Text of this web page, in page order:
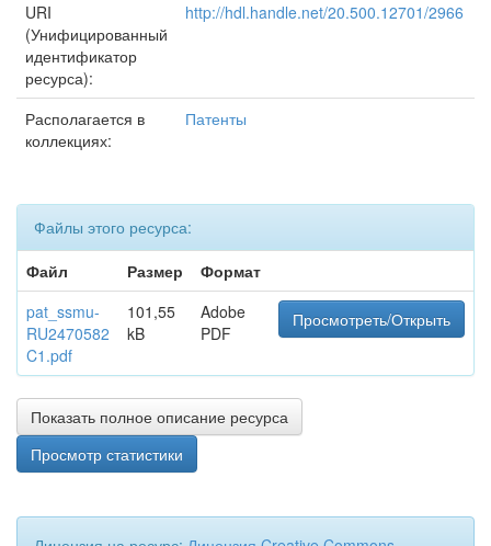
URI
(Унифицированный
идентификатор
ресурса):
http://hdl.handle.net/20.500.12701/2966
Располагается в
коллекциях:
Патенты
Файлы этого ресурса:
Файл
Размер
Формат
pat_ssmu-
RU2470582
C1.pdf
101,55
kB
Adobe
PDF
Просмотреть/Открыть
Показать полное описание ресурса
Просмотр статистики